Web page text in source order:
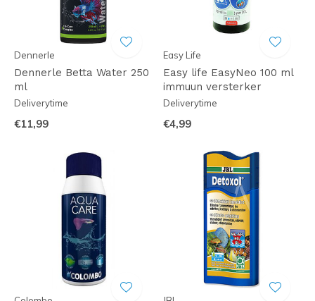
Dennerle
Dennerle Betta Water 250
ml
Deliverytime
€11,99
Easy Life
Easy life EasyNeo 100 ml
immuun versterker
Deliverytime
€4,99